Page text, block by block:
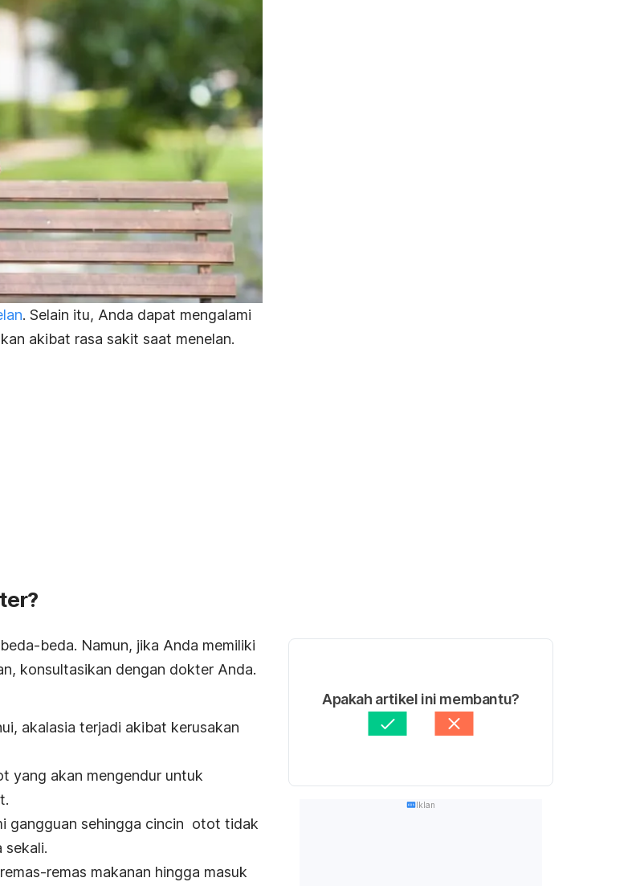
. Selain itu, Anda dapat mengalami
akibat rasa sakit saat menelan.
beda. Namun, jika Anda memiliki
konsultasikan dengan dokter Anda.
akalasia terjadi akibat kerusakan
yang akan mengendur untuk
gangguan sehingga cincin otot tidak
sekali.
remas makanan hingga masuk
Apakah artikel ini membantu?
Iklan